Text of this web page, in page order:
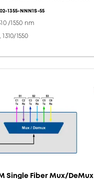
1355-NNN1S-55
/1550 nm
1550
Single Fiber Mux/DeMux